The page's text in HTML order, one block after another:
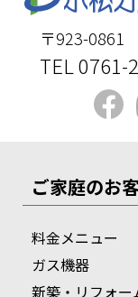
〒923-0861
TEL 0761-
ご家庭のお
料金メニュー
ガス機器
新築・リフォー